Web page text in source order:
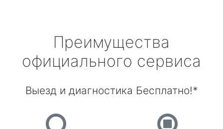
Преимущества
официального сервиса
Выезд и диагностика Бесплатно!*